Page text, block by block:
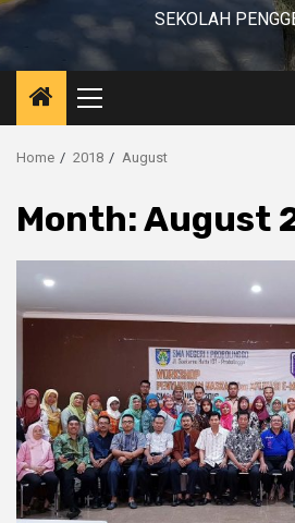
SEKOLAH
Primary
Menu
Home 2018 August
Month:August